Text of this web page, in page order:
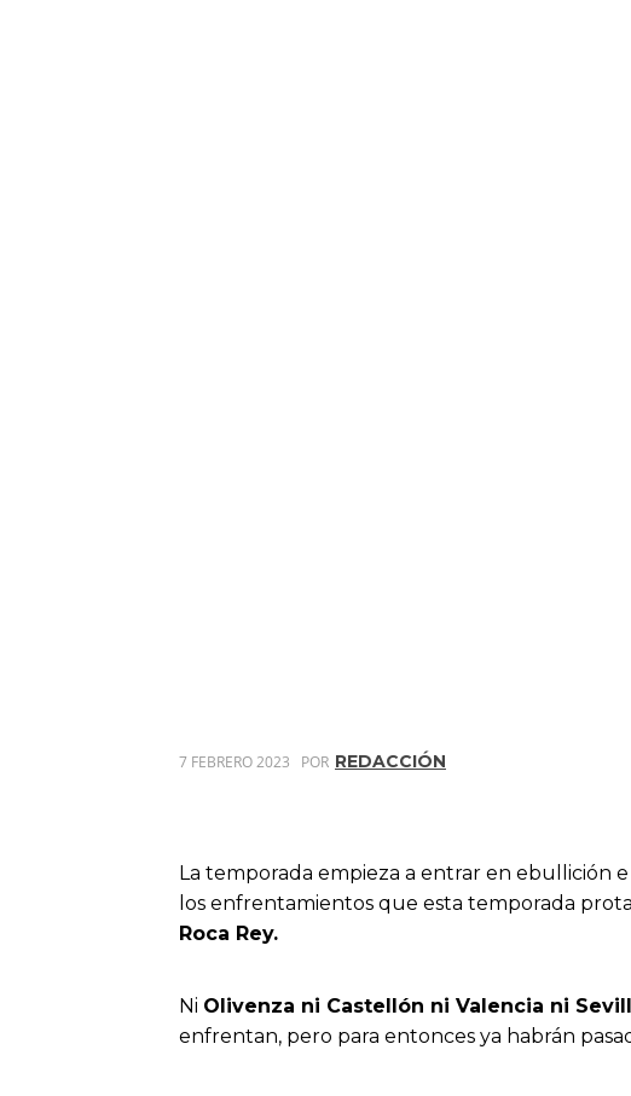
7 FEBRERO 2023 POR REDACCIÓN
La temporada empieza a entrar en ebullición
los enfrentamientos que esta temporada
Roca Rey.
Ni Olivenza ni Castellón ni Valencia ni
enfrentan, pero para entonces ya habrán